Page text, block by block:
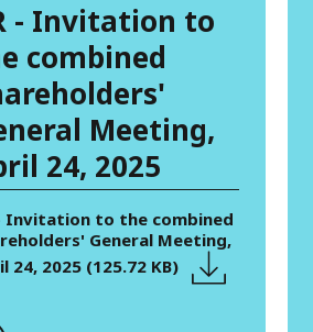
- Invitation to
combined
Meeting,
24, 2025
Invitation to the combined
General Meeting,
24, 2025 (125.72 KB)